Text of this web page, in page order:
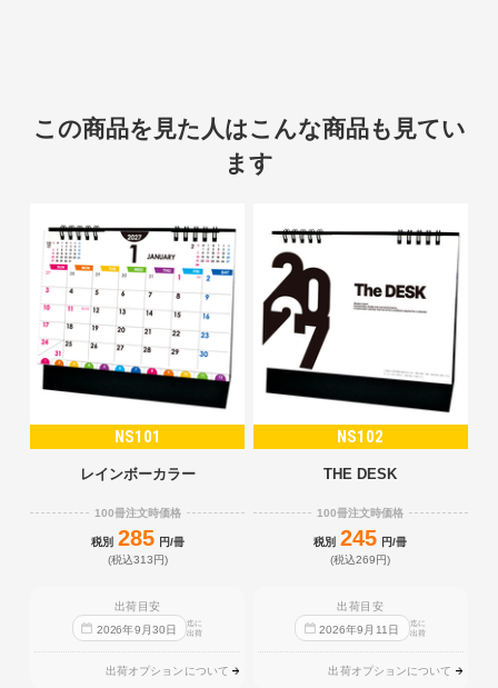
この商品を見た人はこんな商品も見てい
ます
NS101
レインボーカラー
100冊注文時価格
税別 285 円/冊
(税込313円)
出荷目安
2026年9 月30 日
迄に
出荷
出荷オプションについて
NS102
THE DESK
100冊注文時価格
税別 245 円/冊
(税込269円)
出荷目安
2026年9 月 11 日
迄に
出荷
出荷オプションについて